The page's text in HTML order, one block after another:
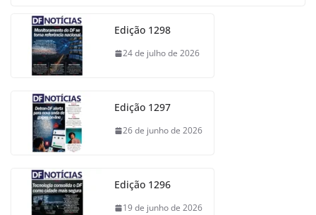
Edição 1298
24 de julho de 2026
Edição 1297
26 de junho de 2026
Edição 1296
19 de junho de 2026